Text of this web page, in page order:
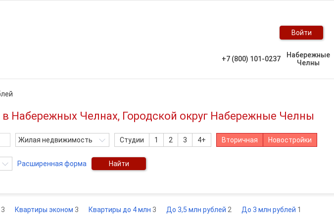
Войти
+7 (800) 101-0237
Набережные
Челны
Набережных Челнах, Городской округ Набережные Челны
Жилая недвижимость Студии 1 2 3 4+ Вторичная Новостройки
Расширенная форма Найти
3 Квартиры эконом 3 Квартиры до 4 млн 3 До 3,5 млн рублей 2 До 3 млн рублей 1